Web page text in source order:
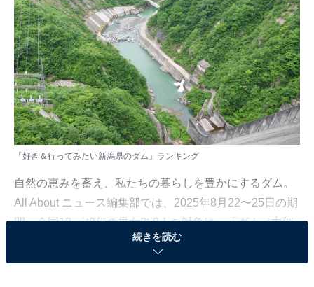
「好き＆行ってみたい新潟県のダム」ランキング
自然の恵みを蓄え、私たちの暮らしを豊かにするダム。
All About ニュース編集部では、2025年8月22〜25日の期
間、全国10〜70代の男女250人を対象に、「ダム（中部
地方）」に関するアンケートを実施しました。その中か
ら、「好き＆行ってみたい新潟県のダム」ランキングの
続きを読む